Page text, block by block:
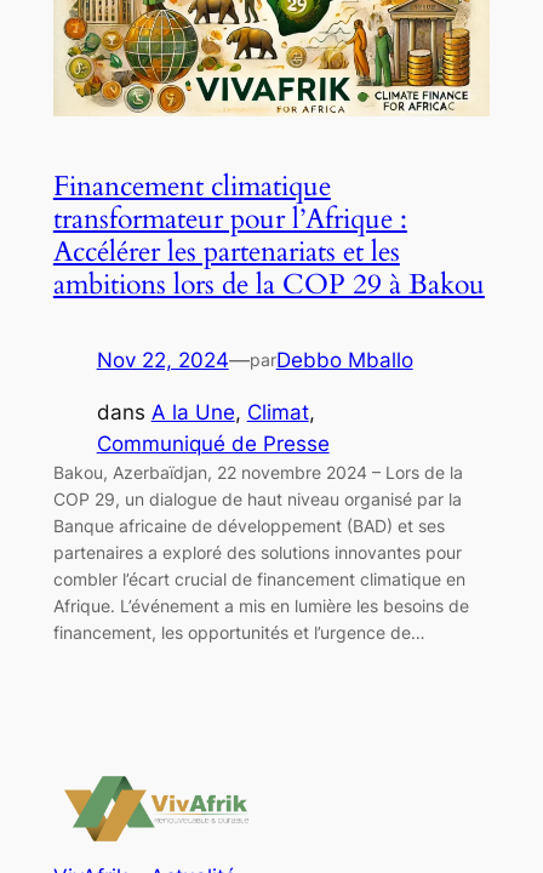
Financement climatique
transformateur pour l’Afrique :
Accélérer les partenariats et les
ambitions lors de la COP 29 à Bakou
Nov 22, 2024—parDebbo Mballo
dans A la Une, Climat
Communiqué de Presse
Bakou, Azerbaïdjan, 22 novembre 2024 – Lors de la
COP 29, un dialogue de haut niveau organisé par la
Banque africaine de développement (BAD) et ses
partenaires a exploré des solutions innovantes pour
combler l’écart crucial de financement climatique en
Afrique. L’événement a mis en lumière les besoins de
financement, les opportunités et l’urgence de…